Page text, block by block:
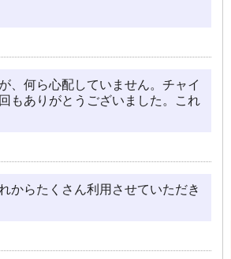
、何ら心配していません。チャイ
もありがとうございました。これ
からたくさん利用させていただき